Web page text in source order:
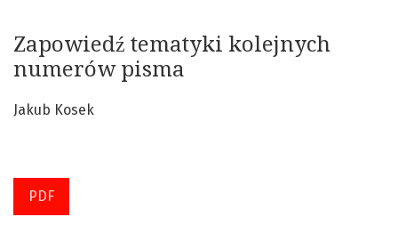
Zapowiedź tematyki kolejnych
numerów pisma
Jakub Kosek
PDF